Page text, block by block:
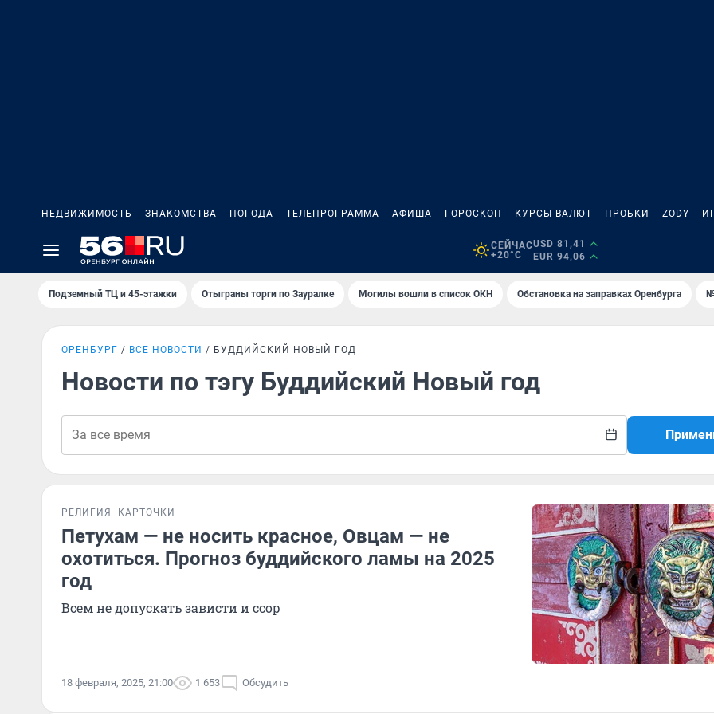
НЕДВИЖИМОСТЬ ЗНАКОМСТВА ПОГОДА ТЕЛЕПРОГРАММА АФИША ГОРОСКОП КУРСЫ ВАЛЮТ ПРОБКИ ZODY
СЕЙЧАС
+20°C
USD 81,41
EUR 94,06
Подземный ТЦ и 45-этажки Отыграны торги по Зауралке Могилы вошли в список ОКН Обстановка на заправках Оренбурга
ОРЕНБУРГ ВСЕ НОВОСТИ БУДДИЙСКИЙ НОВЫЙ ГОД
Новости по тэгу Буддийский Новый год
РЕЛИГИЯ КАРТОЧКИ
Петухам — не носить красное, Овцам — не
охотиться. Прогноз буддийского ламы на 2025
год
Всем не допускать зависти и ссор
18 февраля, 2025, 21:00 1 653 Обсудить